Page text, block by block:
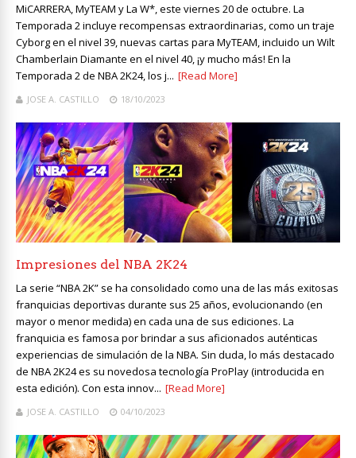
MiCARRERA, MyTEAM y La W*, este viernes 20 de octubre. La
Temporada 2 incluye recompensas extraordinarias, como un traje
Cyborg en el nivel 39, nuevas cartas para MyTEAM, incluido un Wilt
Chamberlain Diamante en el nivel 40, ¡y mucho más! En la
Temporada 2 de NBA 2K24, los j... [Read More]
JOSE A. CASTILLO 18/10/2023
Impresiones del NBA 2K24
La serie “NBA 2K” se ha consolidado como una de las más exitosas
franquicias deportivas durante sus 25 años, evolucionando (en
mayor o menor medida) en cada una de sus ediciones. La
franquicia es famosa por brindar a sus aficionados auténticas
experiencias de simulación de la NBA. Sin duda, lo más destacado
de NBA 2K24 es su novedosa tecnología ProPlay (introducida en
esta edición). Con esta innov... [Read More]
JOSE A. CASTILLO 04/10/2023